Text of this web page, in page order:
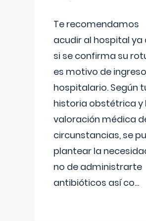
Te recomendamos
acudir al hospital ya
si se confirma su
es motivo de ingreso
hospitalario. Según
historia obstétrica y
valoración médica
circunstancias, se
plantear la
no de administrarte
antibióticos así co...